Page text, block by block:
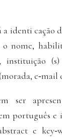
identi cação
nome,
instituição
e‐mail
ser
português e
e